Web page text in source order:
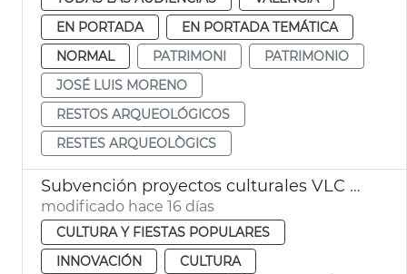
EN PORTADA
EN PORTADA TEMÁTICA
NORMAL
PATRIMONI
PATRIMONIO
JOSÉ LUIS MORENO
RESTOS ARQUEOLÓGICOS
RESTES ARQUEOLÒGICS
Subvención proyectos culturales VLC Music City
modificado hace 16 días
CULTURA Y FIESTAS POPULARES
INNOVACIÓN
CULTURA